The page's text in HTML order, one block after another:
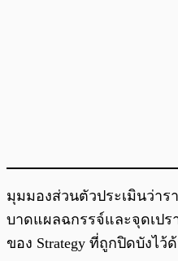
มุมมองส่วนตัวประเมินว่าร
บาดแผลฉกรรจ์และจุดเปร
ของ Strategy ที่ถูกปิดบังไ